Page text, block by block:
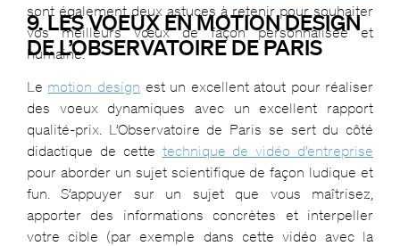
sont également deux astuces à retenir pour souhaiter
vos meilleurs vœux de façon personnalisée et
humaine.
9. LES VOEUX EN MOTION DESIGN
DE L’OBSERVATOIRE DE PARIS
Le motion design est un excellent atout pour réaliser
des voeux dynamiques avec un excellent rapport
qualité-prix. L’Observatoire de Paris se sert du côté
didactique de cette technique de vidéo d’entreprise
pour aborder un sujet scientifique de façon ludique et
fun. S’appuyer sur un sujet que vous maîtrisez,
apporter des informations concrètes et interpeller
votre cible (par exemple dans cette vidéo avec la